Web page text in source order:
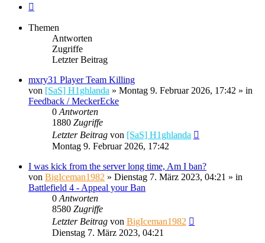
Themen
Antworten
Zugriffe
Letzter Beitrag
mxry31 Player Team Killing
von [SaS] H1ghlanda » Montag 9. Februar 2026, 17:42 » in
Feedback / MeckerEcke
0 Antworten
1880 Zugriffe
Letzter Beitrag von [SaS] H1ghlanda
Montag 9. Februar 2026, 17:42
I was kick from the server long time, Am I ban?
von BigIceman1982 » Dienstag 7. März 2023, 04:21 » in
Battlefield 4 - Appeal your Ban
0 Antworten
8580 Zugriffe
Letzter Beitrag von BigIceman1982
Dienstag 7. März 2023, 04:21